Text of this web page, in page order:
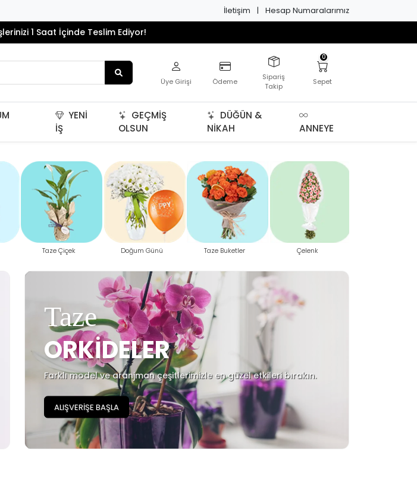
İletişim | Hesap Numaralarımız
1 Saat İçinde Teslim Ediyor!
Üye Girişi Ödeme
Sipariş
Takip
Sepet
0
YENI
İŞ
GEÇMIŞ
OLSUN
DÜĞÜN &
NIKAH
ANNEYE
Taze Çiçek Doğum Günü Taze Buketler Çelenk
Taze
ORKİDELER
Farklı model ve aranjman çeşitlerimizle en güzel etkileri bırakın.
ALIŞVERİŞE BAŞLA